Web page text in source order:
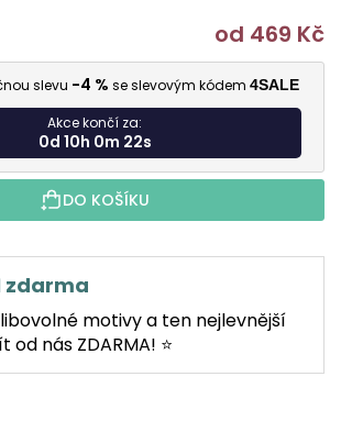
od 469 Kč
slevu -4 % se slevovým kódem 4SALE
Akce končí za:
0d 10h 0m 22s
DO KOŠÍKU
zdarma
libovolné motivy a ten nejlevnější
nás ZDARMA! ⭐